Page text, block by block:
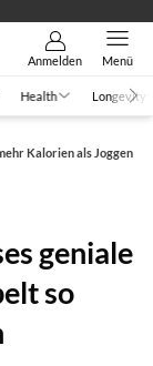
Anmelden Menü
Health Longevity
Kalorien als Joggen
geniale
so